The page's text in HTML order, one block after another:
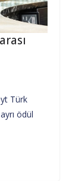
Türk
ödül